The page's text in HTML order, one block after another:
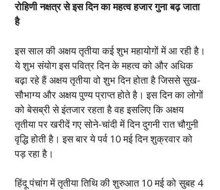
रोहिणी नक्षत्र से इस दिन का महत्व हजार गुना बढ़ जाता
है
इस साल की अक्षय तृतीया कई शुभ महायोगों में आ रही है।
ये शुभ संयोग इस पवित्र दिन के महत्व को और अधिक
बढ़ा रहे हैं अक्षय तृतीया वो शुभ दिन होता है जिससे सुख-
सौभाग्य और अक्षय पुण्य प्राप्त होते है। इस दिन का लोगों
को बेसब्री से इंतजार रहता है वह इसलिए कि अक्षय
तृतीया पर खरीदें गए सोने-चांदी में दिन दुगनी रात चौगुनी
वृद्धि होती है। इस बार ये पर्व 10 मई दिन शुक्रवार को
पड़ रहा है।
हिंदू पंचांग में तृतीया तिथि की शुरुआत 10 मई को सुबह 4